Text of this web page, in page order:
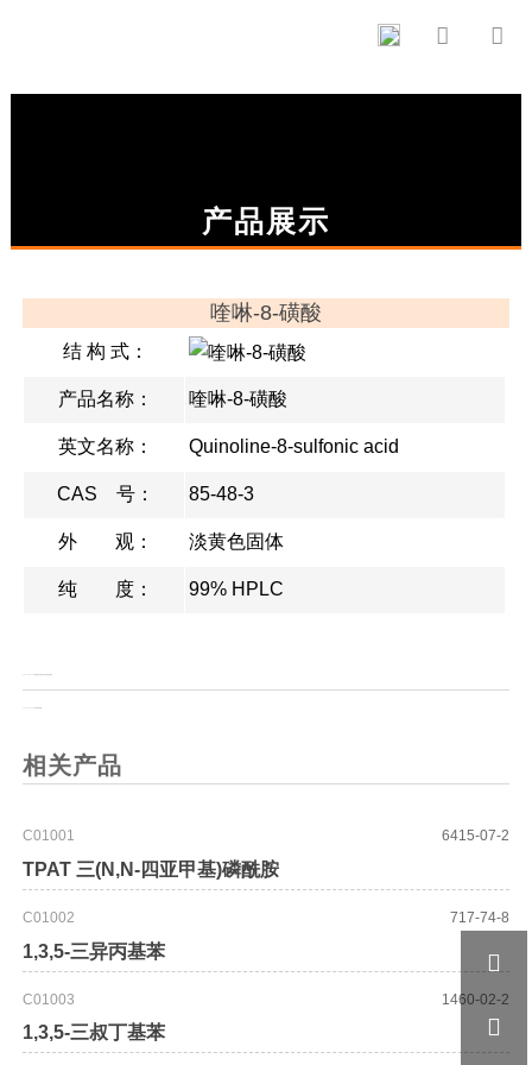
 
产品展示
喹啉-8-磺酸
结 构 式：
产品名称： 喹啉-8-磺酸
英文名称： Quinoline-8-sulfonic acid
CAS 号： 85-48-3
外 观： 淡黄色固体
纯 度： 99% HPLC
相关产品
C01001
TPAT 三(N,N-四亚甲基)磷酰胺
6415-07-2
C01002
1,3,5-三异丙基苯
717-74-8
C01003
1,3,5-三叔丁基苯
1460-02-2

